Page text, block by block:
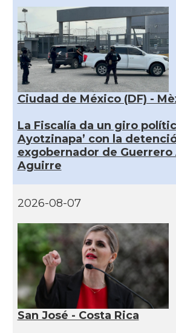
Ciudad de México (DF) -
La Fiscalía da un giro
Ayotzinapa’ con la
exgobernador de Guerrero
Aguirre
2026-08-07
San José - Costa Rica